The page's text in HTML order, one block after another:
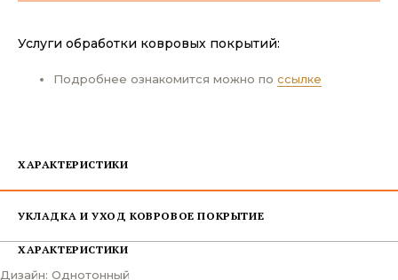
Услуги обработки ковровых покрытий:
Подробнее ознакомится можно по ссылке
ХАРАКТЕРИСТИКИ
УКЛАДКА И УХОД КОВРОВОЕ ПОКРЫТИЕ
ХАРАКТЕРИСТИКИ
Дизайн: Однотонный